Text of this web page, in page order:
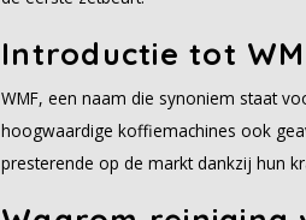
Introductie tot
WMF, een naam die synoniem staat
hoogwaardige koffiemachines ook
presterende op de markt dankzij hun